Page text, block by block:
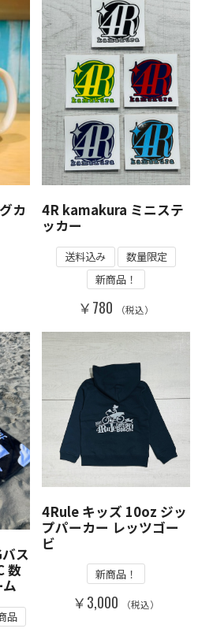
カ
4R kamakura ミニステ
ッカー
送料込み
数量限定
新商品！
￥780 （税込）
ス
数
品
4Rule キッズ 10oz ジッ
プパーカー レッツゴー
ビ
新商品！
￥3,000 （税込）